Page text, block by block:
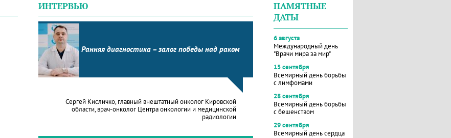
ИНТЕРВЬЮ
Ранняя диагностика – залог победы над раком
Сергей Кисличко, главный внештатный онколог Кировской
области, врач-онколог Центра онкологии и медицинской
радиологии
ПАМЯТНЫЕ
ДАТЫ
6 августа
Международный день
"Врачи мира за мир"
15 сентября
Всемирный день борьбы
с лимфомами
28 сентября
Всемирный день борьбы
с бешенством
29 сентября
Всемирный день сердца